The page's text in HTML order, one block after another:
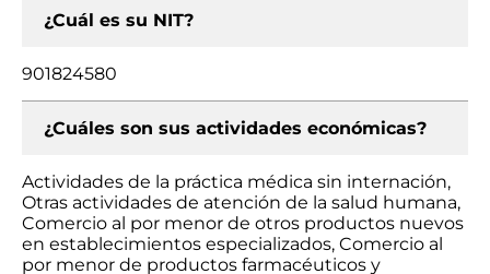
¿Cuál es su NIT?
901824580
¿Cuáles son sus actividades económicas?
Actividades de la práctica médica sin internación,
Otras actividades de atención de la salud humana,
Comercio al por menor de otros productos nuevos
en establecimientos especializados, Comercio al
por menor de productos farmacéuticos y